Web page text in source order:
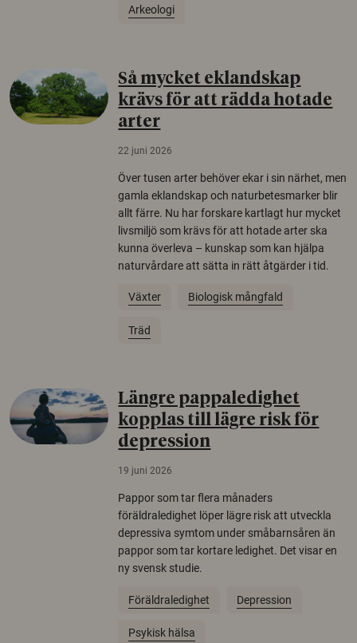
Arkeologi
Så mycket eklandskap
krävs för att rädda hotade
arter
22 juni 2026
Över tusen arter behöver ekar i sin närhet, men
gamla eklandskap och naturbetesmarker blir
allt färre. Nu har forskare kartlagt hur mycket
livsmiljö som krävs för att hotade arter ska
kunna överleva – kunskap som kan hjälpa
naturvårdare att sätta in rätt åtgärder i tid.
Växter Biologisk mångfald
Träd
Längre pappaledighet
kopplas till lägre risk för
depression
19 juni 2026
Pappor som tar flera månaders
föräldraledighet löper lägre risk att utveckla
depressiva symtom under småbarnsåren än
pappor som tar kortare ledighet. Det visar en
ny svensk studie.
Föräldraledighet Depression
Psykisk hälsa